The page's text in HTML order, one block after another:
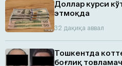
Доллар курси
этмоқда
32 дақиқа аввал
Тошкентда
боғлиқ